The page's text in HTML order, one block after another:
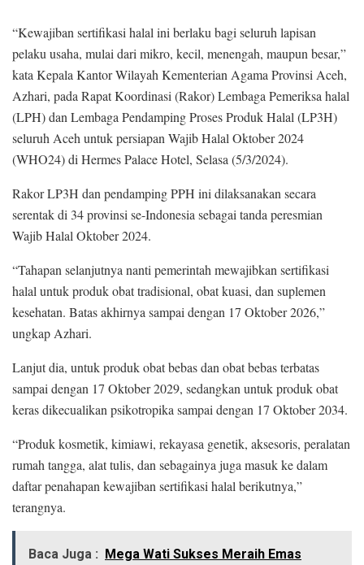
“Kewajiban sertifikasi halal ini berlaku bagi seluruh lapisan
pelaku usaha, mulai dari mikro, kecil, menengah, maupun besar,”
kata Kepala Kantor Wilayah Kementerian Agama Provinsi Aceh,
Azhari, pada Rapat Koordinasi (Rakor) Lembaga Pemeriksa halal
(LPH) dan Lembaga Pendamping Proses Produk Halal (LP3H)
seluruh Aceh untuk persiapan Wajib Halal Oktober 2024
(WHO24) di Hermes Palace Hotel, Selasa (5/3/2024).
Rakor LP3H dan pendamping PPH ini dilaksanakan secara
serentak di 34 provinsi se-Indonesia sebagai tanda peresmian
Wajib Halal Oktober 2024.
“Tahapan selanjutnya nanti pemerintah mewajibkan sertifikasi
halal untuk produk obat tradisional, obat kuasi, dan suplemen
kesehatan. Batas akhirnya sampai dengan 17 Oktober 2026,”
ungkap Azhari.
Lanjut dia, untuk produk obat bebas dan obat bebas terbatas
sampai dengan 17 Oktober 2029, sedangkan untuk produk obat
keras dikecualikan psikotropika sampai dengan 17 Oktober 2034.
“Produk kosmetik, kimiawi, rekayasa genetik, aksesoris, peralatan
rumah tangga, alat tulis, dan sebagainya juga masuk ke dalam
daftar penahapan kewajiban sertifikasi halal berikutnya,”
terangnya.
Baca Juga : Mega Wati Sukses Meraih Emas